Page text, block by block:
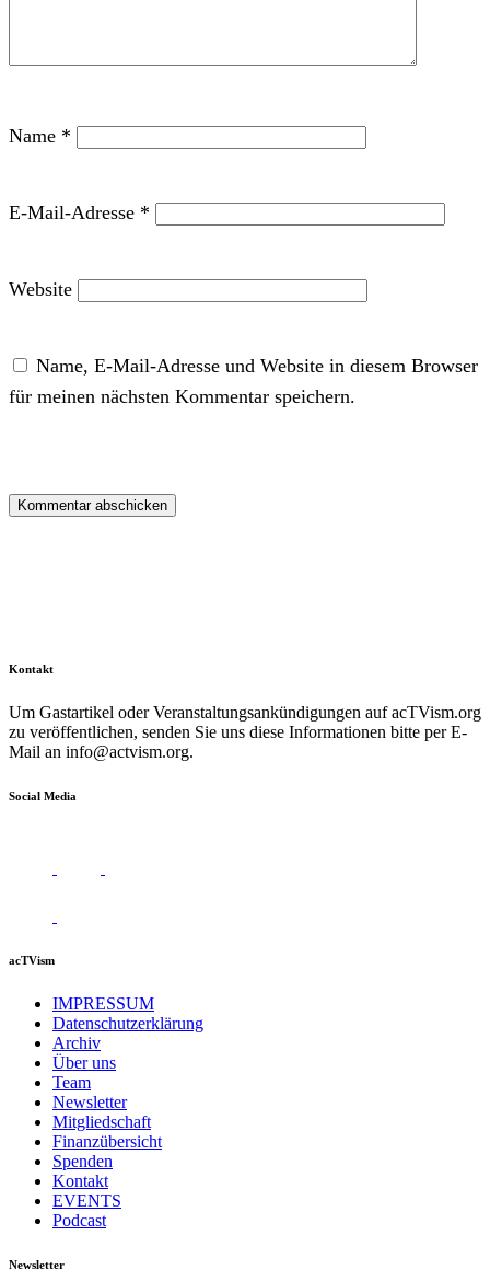
Name *
E-Mail-Adresse *
Website
Name, E-Mail-Adresse und Website in diesem Browser
für meinen nächsten Kommentar speichern.
Kontakt
Um Gastartikel oder Veranstaltungsankündigungen auf acTVism.org
zu veröffentlichen, senden Sie uns diese Informationen bitte per E-
Mail an info@actvism.org.
Social Media
acTVism
IMPRESSUM
Datenschutzerklärung
Archiv
Über uns
Team
Newsletter
Mitgliedschaft
Finanzübersicht
Spenden
Kontakt
EVENTS
Podcast
Newsletter